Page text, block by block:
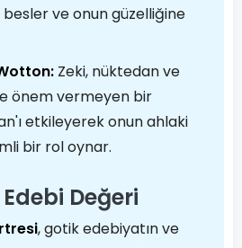
ve onun güzelliğine
Zeki, nüktedan ve
önem vermeyen bir
etkileyerek onun ahlaki
bir rol oynar.
Değeri
, gotik edebiyatın ve